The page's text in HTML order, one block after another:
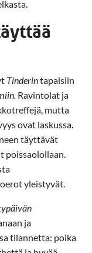
Tinderintapaisiin
Ravintolat ja
mutta
ovat laskussa.
täyttävät
poissaolollaan.
yleistyvät.
ja
tilannetta: poika